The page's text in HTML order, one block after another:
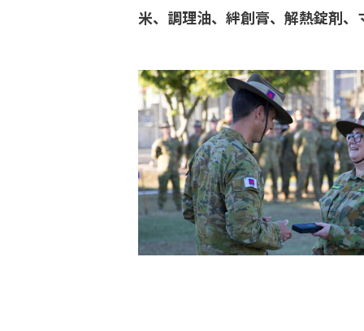
米、調理油、絆創膏、解熱錠剤